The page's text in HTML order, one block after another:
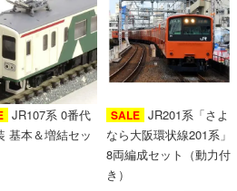
JR107系 0番代
基本＆増結セッ
SALE JR201系「さよ
なら大阪環状線201系」
8両編成セット（動力付
き）